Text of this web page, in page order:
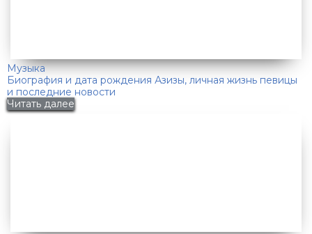
Музыка
Биография и дата рождения Азизы, личная жизнь певицы
и последние новости
Читать далее